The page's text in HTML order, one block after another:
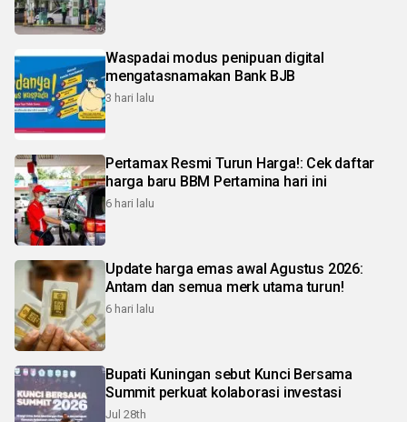
Waspadai modus penipuan digital
mengatasnamakan Bank BJB
3 hari lalu
Pertamax Resmi Turun Harga!: Cek daftar
harga baru BBM Pertamina hari ini
6 hari lalu
Update harga emas awal Agustus 2026:
Antam dan semua merk utama turun!
6 hari lalu
Bupati Kuningan sebut Kunci Bersama
Summit perkuat kolaborasi investasi
Jul 28th